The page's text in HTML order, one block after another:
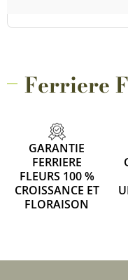
Ferriere
GARANTIE
FERRIERE
FLEURS 100 %
CROISSANCE ET
FLORAISON